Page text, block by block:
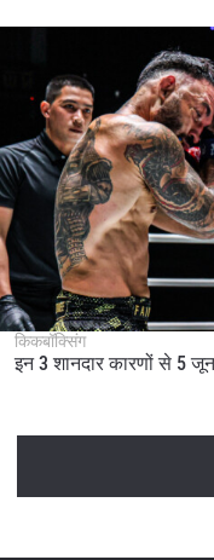
किकबॉक्सिंग
इन 3 शानदार कारणों से 5